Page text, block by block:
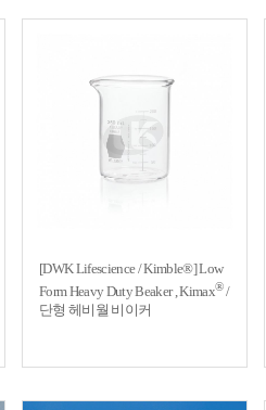
[DWK Lifescience / Kimble®] Low
Form Heavy Duty Beaker , Kimax®/
단형 헤비월 비이커